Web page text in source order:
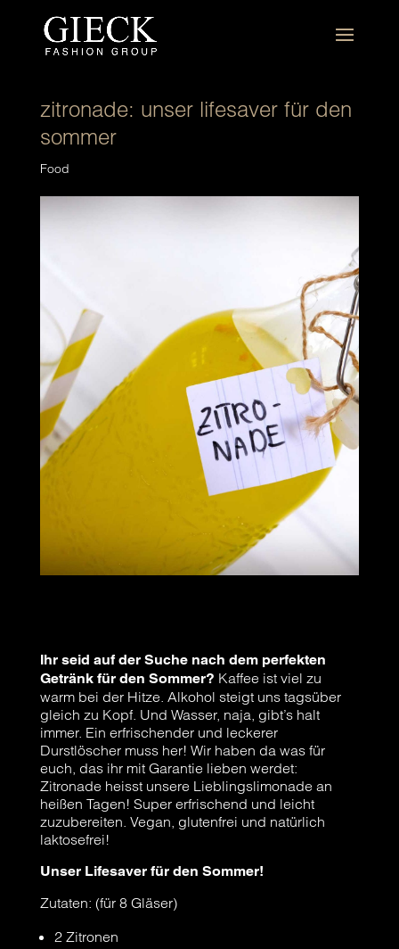
zitronade: unser lifesaver für den
sommer
Food
Ihr seid auf der Suche nach dem perfekten
Getränk für den Sommer? Kaffee ist viel zu
warm bei der Hitze. Alkohol steigt uns tagsüber
gleich zu Kopf. Und Wasser, naja, gibt’s halt
immer. Ein erfrischender und leckerer
Durstlöscher muss her! Wir haben da was für
euch, das ihr mit Garantie lieben werdet:
Zitronade heisst unsere Lieblingslimonade an
heißen Tagen! Super erfrischend und leicht
zuzubereiten. Vegan, glutenfrei und natürlich
laktosefrei!
Unser Lifesaver für den Sommer!
Zutaten: (für 8 Gläser)
2 Zitronen